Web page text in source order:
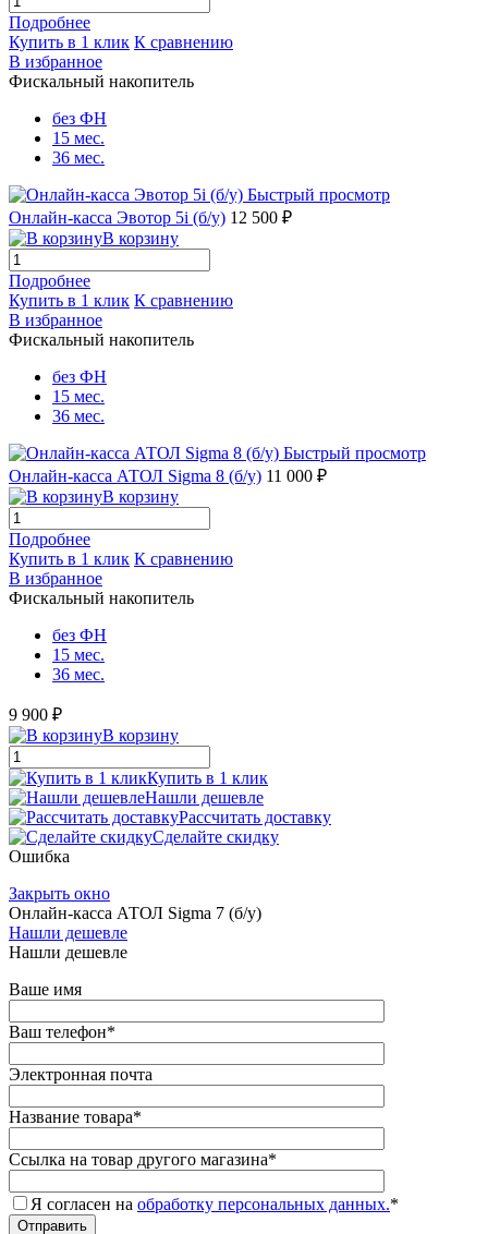
Подробнее
Купить в 1 клик К сравнению
В избранное
Фискальный накопитель
без ФН
15 мес.
36 мес.
Быстрый просмотр
Онлайн-касса Эвотор 5i (б/у) 12 500 ₽
В корзину
Подробнее
Купить в 1 клик К сравнению
В избранное
Фискальный накопитель
без ФН
15 мес.
36 мес.
Быстрый просмотр
Онлайн-касса АТОЛ Sigma 8 (б/у) 11 000 ₽
В корзину
Подробнее
Купить в 1 клик К сравнению
В избранное
Фискальный накопитель
без ФН
15 мес.
36 мес.
9 900 ₽
В корзину
Купить в 1 клик
Нашли дешевле
Рассчитать доставку
Сделайте скидку
Ошибка
Закрыть окно
Онлайн-касса АТОЛ Sigma 7 (б/у)
Нашли дешевле
Нашли дешевле
Ваше имя
Ваш телефон*
Электронная почта
Название товара*
Ссылка на товар другого магазина*
Я согласен на обработку персональных данных.*